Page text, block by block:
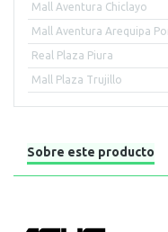
Mall Aventura Chiclayo
Mall Aventura Arequipa
Real Plaza Piura
Mall Plaza Trujillo
Sobre este producto